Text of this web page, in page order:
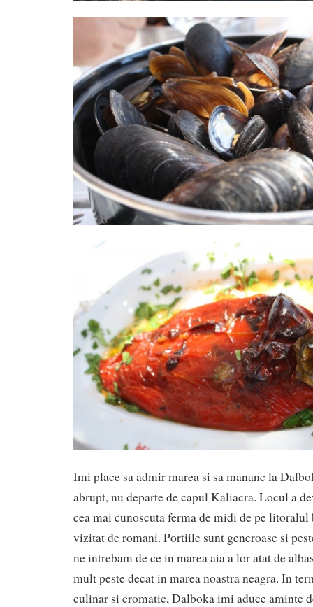
Imi place sa admir marea si sa mananc la
abrupt, nu departe de capul Kaliacra. Locul a
cea mai cunoscuta ferma de midi de pe litoralul
vizitat de romani. Portiile sunt generoase si
ne intrebam de ce in marea aia a lor atat de
mult peste decat in marea noastra neagra. In
culinar si cromatic, Dalboka imi aduce aminte